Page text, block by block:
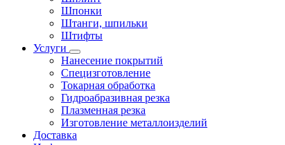
Шпонки
Штанги, шпильки
Штифты
Услуги
Нанесение покрытий
Специзготовление
Токарная обработка
Гидроабразивная резка
Плазменная резка
Изготовление металлоизделий
Доставка